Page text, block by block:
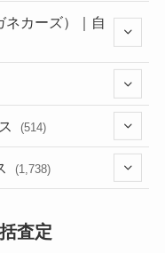
(249)
(352)
ネカーズ）｜自
(514)
(1,738)
査定